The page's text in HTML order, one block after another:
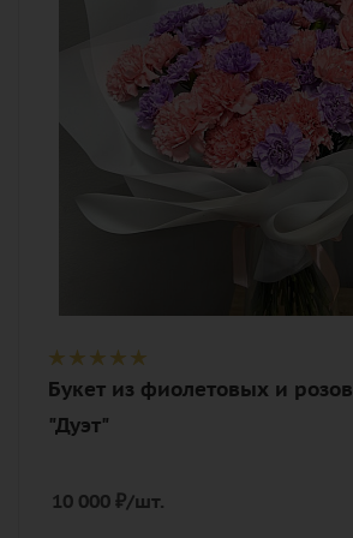
гвоздика (диантус), лента,
дизайнерская упаковка
Букет из фиолетовых и
"Дуэт"
10 000 ₽/шт.